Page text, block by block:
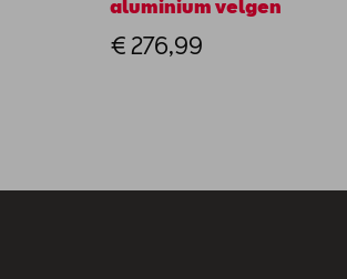
NEW ARONA
TOLEDO
aluminium velgen
€ 276,99